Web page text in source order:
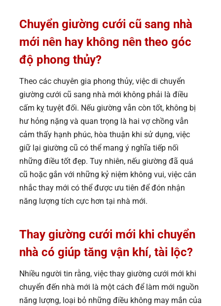
Chuyển giường cưới cũ sang nhà
mới nên hay không nên theo góc
độ phong thủy?
Theo các chuyên gia phong thủy, việc di chuyển
giường cưới cũ sang nhà mới không phải là điều
cấm kỵ tuyệt đối. Nếu giường vẫn còn tốt, không bị
hư hỏng nặng và quan trọng là hai vợ chồng vẫn
cảm thấy hạnh phúc, hòa thuận khi sử dụng, việc
giữ lại giường cũ có thể mang ý nghĩa tiếp nối
những điều tốt đẹp. Tuy nhiên, nếu giường đã quá
cũ hoặc gắn với những kỷ niệm không vui, việc cân
nhắc thay mới có thể được ưu tiên để đón nhận
năng lượng tích cực hơn tại nhà mới.
Thay giường cưới mới khi chuyển
nhà có giúp tăng vận khí, tài lộc?
Nhiều người tin rằng, việc thay giường cưới mới khi
chuyển đến nhà mới là một cách để làm mới nguồn
năng lượng, loại bỏ những điều không may mắn của